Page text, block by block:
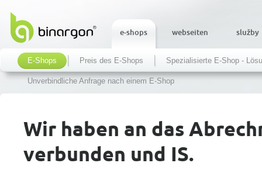
Wir haben an das
verbunden und IS.
e-shops webseiten služby
E-Shops Preis des E-Shops Spezialisierte E-Shop -
Unverbindliche Anfrage nach einem E-Shop